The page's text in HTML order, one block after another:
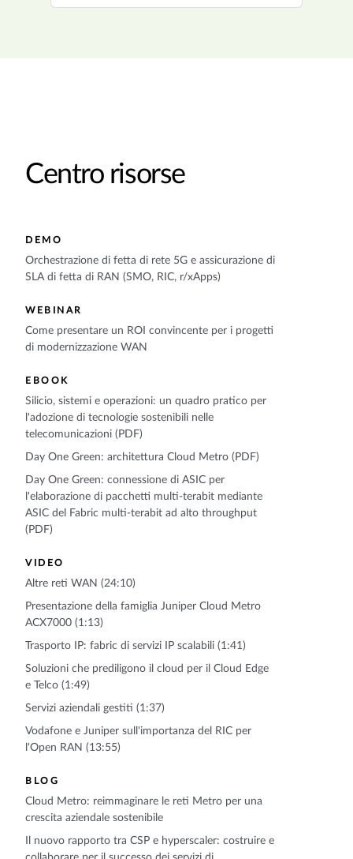
Centro risorse
DEMO
Orchestrazione di fetta di rete 5G e assicurazione di
SLA di fetta di RAN (SMO, RIC, r/xApps)
WEBINAR
Come presentare un ROI convincente per i progetti
di modernizzazione WAN
EBOOK
Silicio, sistemi e operazioni: un quadro pratico per
l'adozione di tecnologie sostenibili nelle
telecomunicazioni (PDF)
Day One Green: architettura Cloud Metro (PDF)
Day One Green: connessione di ASIC per
l'elaborazione di pacchetti multi-terabit mediante
ASIC del Fabric multi-terabit ad alto throughput
(PDF)
VIDEO
Altre reti WAN (24:10)
Presentazione della famiglia Juniper Cloud Metro
ACX7000 (1:13)
Trasporto IP: fabric di servizi IP scalabili (1:41)
Soluzioni che prediligono il cloud per il Cloud Edge
e Telco (1:49)
Servizi aziendali gestiti (1:37)
Vodafone e Juniper sull'importanza del RIC per
l'Open RAN (13:55)
BLOG
Cloud Metro: reimmaginare le reti Metro per una
crescita aziendale sostenibile
Il nuovo rapporto tra CSP e hyperscaler: costruire e